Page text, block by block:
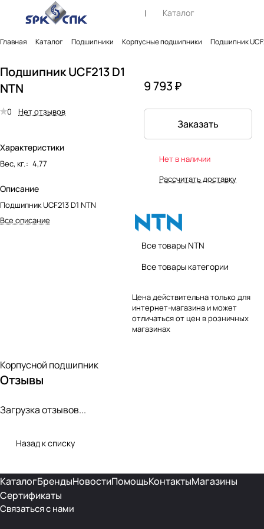
Каталог
Главная Каталог Подшипники Корпусные подшипники Подшипник
Подшипник UCF213 D1
NTN
0 Нет отзывов
Характеристики
Вес, кг.: 4,77
Описание
Подшипник UCF213 D1 NTN
Все описание
9 793 ₽
Заказать
Нет в наличии
Рассчитать доставку
Все товары NTN
Все товары категории
Цена действительна только для
интернет-магазина и может
отличаться от цен в розничных
магазинах
Корпусной подшипник
Отзывы
Загрузка отзывов...
Назад к списку
КаталогБрендыНовостиПомощьКонтактыМагазины
Сертификаты
Связаться с нами